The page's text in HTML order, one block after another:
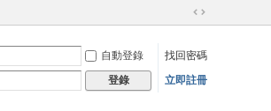
切
到
寬
自動登錄
找回密碼
登錄 立即註冊